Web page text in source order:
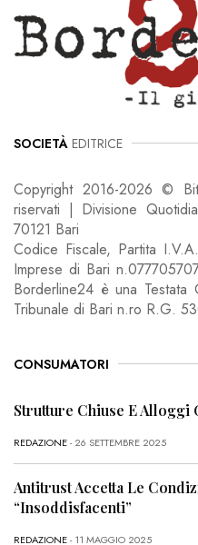
SOCIETÀ EDITRICE
Copyright 2016-2026 ©
riservati | Divisione
70121 Bari
Codice Fiscale, Partita
Imprese di Bari
Borderline24 è una Testata
Tribunale di Bari n.ro R.G.
CONSUMATORI
Strutture Chiuse E Alloggi
REDAZIONE- 26 SETTEMBRE 2025
Antitrust Accetta Le
“Insoddisfacenti”
REDAZIONE- 11 MAGGIO 2025